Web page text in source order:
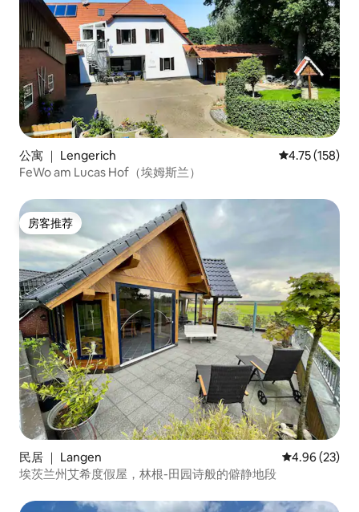
公寓 ｜ Lengerich 平均评分 4.75
4.75 (158)
FeWo am Lucas Hof（埃姆斯兰）
房客推荐
房客推荐
民居 ｜ Langen 平均评分
4.96 (23)
埃茨兰州艾希度假屋，林根-田园诗般的僻静地段